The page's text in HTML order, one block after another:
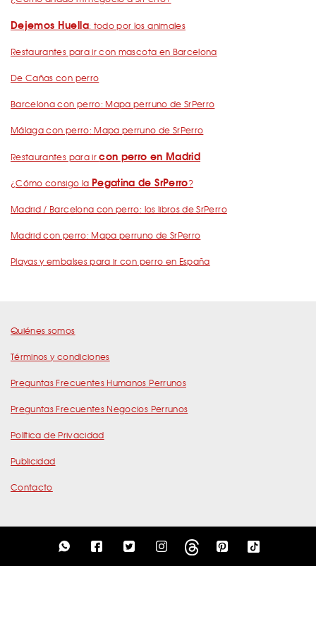
Dejemos Huella: todo por los animales
Restaurantes para ir con mascota en Barcelona
De Cañas con perro
Barcelona con perro: Mapa perruno de SrPerro
Málaga con perro: Mapa perruno de SrPerro
Restaurantes para ircon perro en Madrid
¿Cómo consigo la Pegatina de SrPerro?
Madrid / Barcelona con perro: los libros de SrPerro
Madrid con perro: Mapa perruno de SrPerro
Playas y embalses para ir con perro en España
Quiénes somos
Términos y condiciones
Preguntas Frecuentes Humanos Perrunos
Preguntas Frecuentes Negocios Perrunos
Política de Privacidad
Publicidad
Contacto